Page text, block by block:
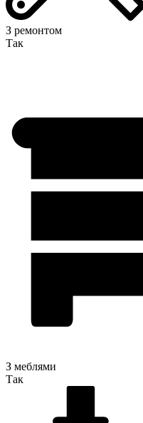
З ремонтом
Так
З меблями
Так